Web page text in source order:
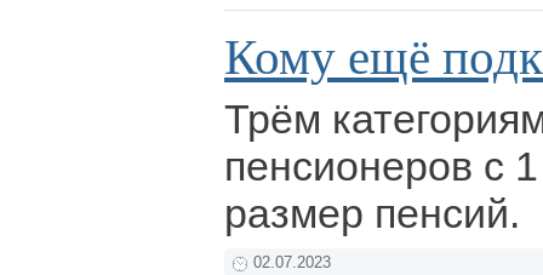
Кому ещё
Трём
пенсионеров с
размер пенсий.
02.07.2023